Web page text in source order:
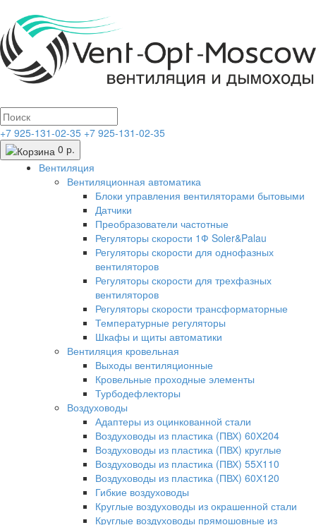
+7 925-131-02-35 +7 925-131-02-35
0 р.
Вентиляция
Вентиляционная автоматика
Блоки управления вентиляторами бытовыми
Датчики
Преобразователи частотные
Регуляторы скорости 1Ф Soler&Palau
Регуляторы скорости для однофазных
вентиляторов
Регуляторы скорости для трехфазных
вентиляторов
Регуляторы скорости трансформаторные
Температурные регуляторы
Шкафы и щиты автоматики
Вентиляция кровельная
Выходы вентиляционные
Кровельные проходные элементы
Турбодефлекторы
Воздуховоды
Адаптеры из оцинкованной стали
Воздуховоды из пластика (ПВХ) 60Х204
Воздуховоды из пластика (ПВХ) круглые
Воздуховоды из пластика (ПВХ) 55Х110
Воздуховоды из пластика (ПВХ) 60Х120
Гибкие воздуховоды
Круглые воздуховоды из окрашенной стали
Круглые воздуховоды прямошовные из